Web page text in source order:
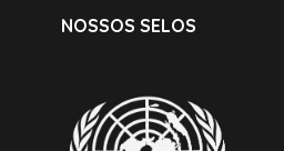
NOSSOS SELOS